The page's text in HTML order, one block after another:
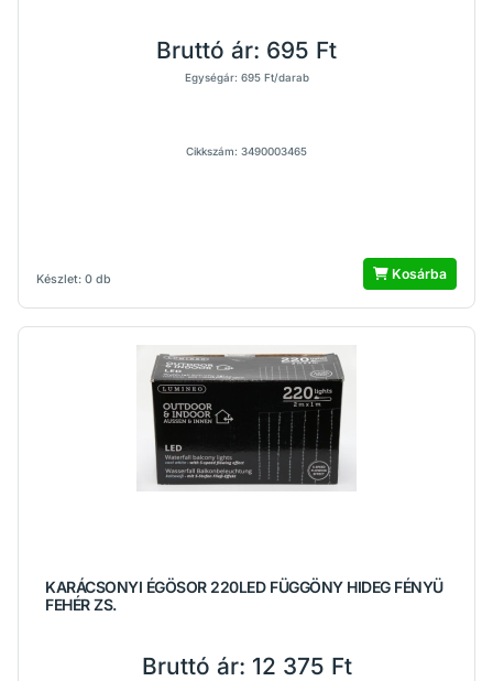
Készlet: 0 db
Bruttó ár: 695 Ft
Egységár: 695 Ft/darab
Cikkszám: 3490003465
Kosárba
KARÁCSONYI ÉGÖSOR 220LED FÜGGÖNY HIDEG FÉNYÜ
FEHÉR ZS.
Bruttó ár: 12 375 Ft